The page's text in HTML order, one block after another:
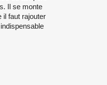
Il se monte
il faut rajouter